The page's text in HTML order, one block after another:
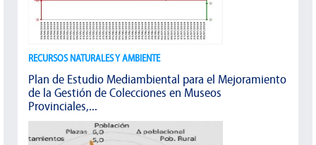
RECURSOS NATURALES Y AMBIENTE
Plan de Estudio Mediambiental para el Mejoramiento
de la Gestión de Colecciones en Museos
Provinciales,...